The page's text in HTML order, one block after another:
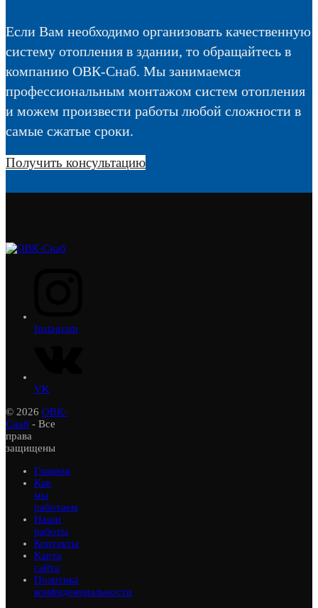
Если Вам необходимо организовать качественную
систему отопления в здании, то обращайтесь в
компанию ОВК-Снаб. Мы занимаемся
профессиональным монтажом систем отопления
и можем произвести работы любой сложности в
самые сжатые сроки.
Получить консультацию
Instagram
VK
© 2026 ОВК-
Снаб - Все
права
защищены
Главная
Как
мы
работаем
Наши
работы
Контакты
Карта
сайта
Политика
конфиденциальности